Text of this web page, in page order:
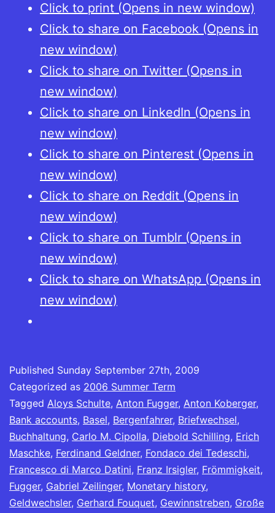
Middle
Ages
Click to print (Opens in new window)
Click to share on Facebook (Opens in
new window)
Click to share on Twitter (Opens in
new window)
Click to share on LinkedIn (Opens in
new window)
Click to share on Pinterest (Opens in
new window)
Click to share on Reddit (Opens in
new window)
Click to share on Tumblr (Opens in
new window)
Click to share on WhatsApp (Opens in
new window)
Published Sunday September 27th, 2009
Categorized as 2006 Summer Term
Tagged Aloys Schulte, Anton Fugger, Anton Koberger,
Bank accounts, Basel, Bergenfahrer, Briefwechsel,
Buchhaltung, Carlo M. Cipolla, Diebold Schilling, Erich
Maschke, Ferdinand Geldner, Fondaco dei Tedeschi,
Francesco di Marco Datini, Franz Irsigler, Frömmigkeit,
Fugger, Gabriel Zeilinger, Monetary history,
Geldwechsler, Gerhard Fouquet, Gewinnstreben, Große